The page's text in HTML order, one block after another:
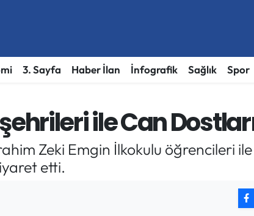
3. Sayfa Haber İlan İnfografik Sağlık Spor
ile Can
Zeki Emgin İlkokulu öğrencileri
etti.